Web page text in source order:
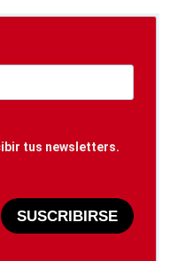
tus newsletters.
SUSCRIBIRSE